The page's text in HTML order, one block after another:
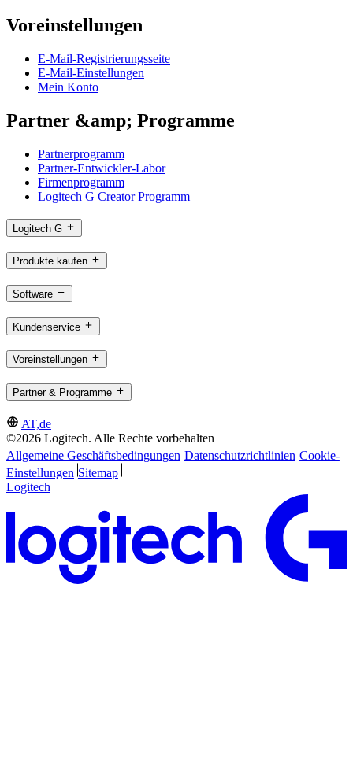
Voreinstellungen
E-Mail-Registrierungsseite
E-Mail-Einstellungen
Mein Konto
Partner &amp; Programme
Partnerprogramm
Partner-Entwickler-Labor
Firmenprogramm
Logitech G Creator Programm
Logitech G
Produkte kaufen
Software
Kundenservice
Voreinstellungen
Partner & Programme
AT,de
©2026 Logitech. Alle Rechte vorbehalten
Allgemeine Geschäftsbedingungen Datenschutzrichtlinien Cookie-
Einstellungen Sitemap
Logitech